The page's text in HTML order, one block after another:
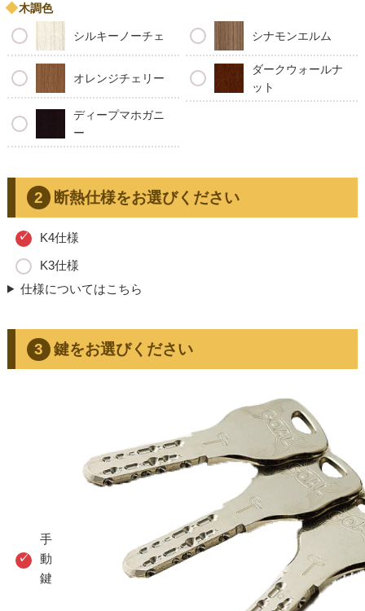
木調色
シルキーノーチェ シナモンエルム
オレンジチェリー
ダークウォールナ
ット
ディープマホガニ
ー
断熱仕様をお選びください
K4仕様
K3仕様
仕様についてはこちら
鍵をお選びください
手
動
鍵